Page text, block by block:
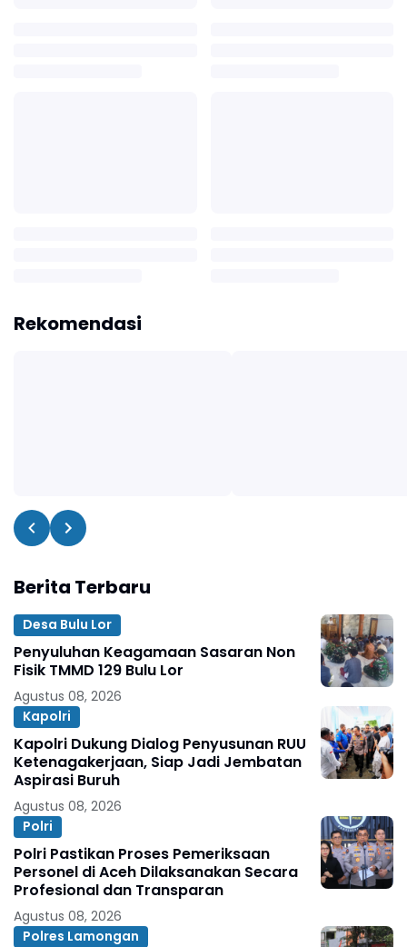
Rekomendasi
Berita Terbaru
Desa Bulu Lor
Penyuluhan Keagamaan Sasaran Non
Fisik TMMD 129 Bulu Lor
Agustus 08, 2026
Kapolri
Kapolri Dukung Dialog Penyusunan RUU
Ketenagakerjaan, Siap Jadi Jembatan
Aspirasi Buruh
Agustus 08, 2026
Polri
Polri Pastikan Proses Pemeriksaan
Personel di Aceh Dilaksanakan Secara
Profesional dan Transparan
Agustus 08, 2026
Polres Lamongan